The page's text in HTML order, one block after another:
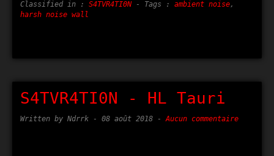
Classified in : S4TVR4TI0N- Tags : ambient noise,
harsh noise wall
S4TVR4TI0N - HL Tauri
Written by Ndrrk - 08 août 2018 -Aucun commentaire